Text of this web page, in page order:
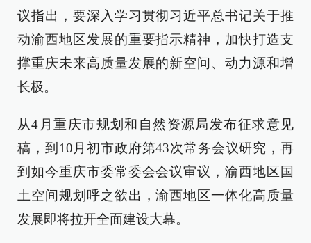
议指出，要深入学习贯彻习近平总书记关于推
动渝西地区发展的重要指示精神，加快打造支
撑重庆未来高质量发展的新空间、动力源和增
长极。
从4月重庆市规划和自然资源局发布征求意见
稿，到10月初市政府第43次常务会议研究，再
到如今重庆市委常委会会议审议，渝西地区国
土空间规划呼之欲出，渝西地区一体化高质量
发展即将拉开全面建设大幕。